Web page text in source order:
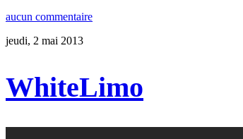
aucun commentaire
jeudi, 2 mai 2013
WhiteLimo